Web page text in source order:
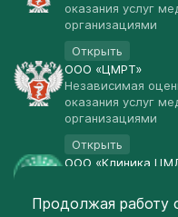
оказания услуг
организациями
Открыть
ООО «ЦМРТ»
Независимая
оказания услуг
организациями
Открыть
ООО «Клиника
Открыть
Продолжая работу